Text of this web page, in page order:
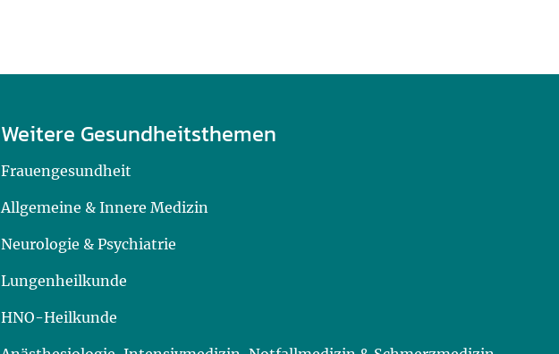
Weitere Gesundheitsthemen
Frauengesundheit
Allgemeine & Innere Medizin
Neurologie & Psychiatrie
Lungenheilkunde
HNO-Heilkunde